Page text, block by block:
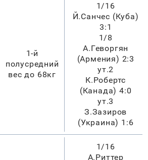
1-й
полусредний
вес до 68кг
1/16
Й.Санчес (Куба)
3:1
1/8
А.Геворгян
(Армения) 2:3
ут.2
К.Робертс
(Канада) 4:0
ут.3
З.Зазиров
(Украина) 1:6
1/16
А.Риттер